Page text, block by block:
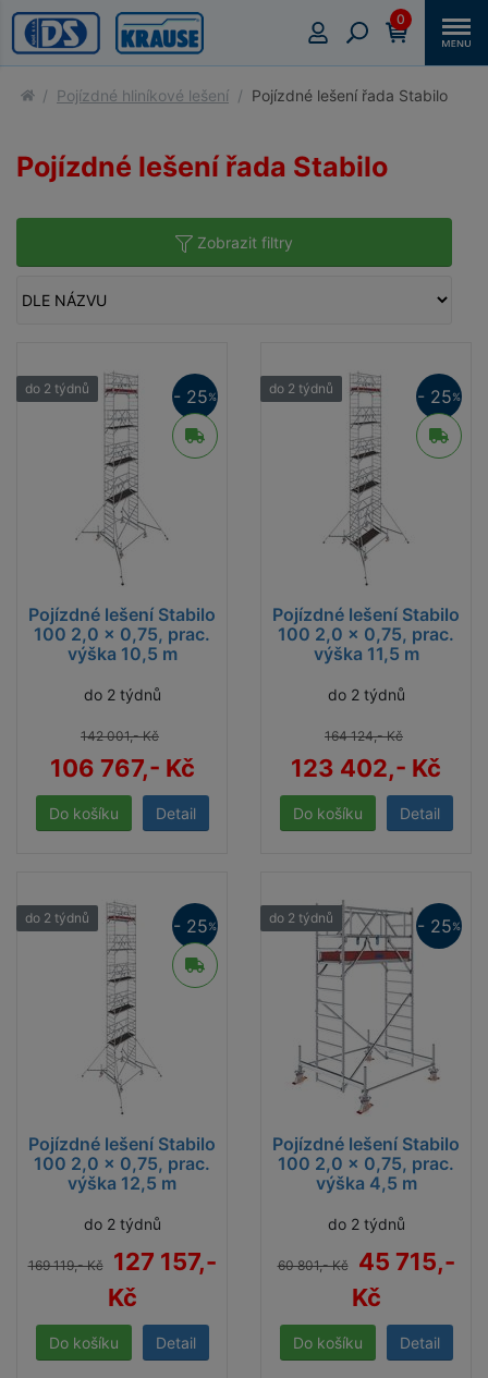
0
Pojízdné hliníkové lešení Pojízdné lešení řada Stabilo
Pojízdné lešení řada Stabilo
Zobrazit filtry
Pojízdné lešení Stabilo
100 2,0 x 0,75, prac.
výška 10,5 m
do 2 týdnů
do 2 týdnů
142 001,- Kč
106 767,- Kč
Detail
- 25%
Pojízdné lešení Stabilo
100 2,0 x 0,75, prac.
výška 11,5 m
do 2 týdnů
do 2 týdnů
164 124,- Kč
123 402,- Kč
Detail
- 25%
Pojízdné lešení Stabilo
100 2,0 x 0,75, prac.
výška 12,5 m
do 2 týdnů
do 2 týdnů
169 119,- Kč
127 157,-
Kč
Detail
- 25%
Pojízdné lešení Stabilo
100 2,0 x 0,75, prac.
výška 4,5 m
do 2 týdnů
do 2 týdnů
60 801,- Kč
45 715,-
Kč
Detail
- 25%